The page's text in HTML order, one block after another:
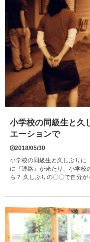
小学校の同級生と久
エーションで
2018/05/30
小学校の同級生と久しぶりに
に『連絡』が来たり、小学校
ら？ 久しぶりの〇〇で自分